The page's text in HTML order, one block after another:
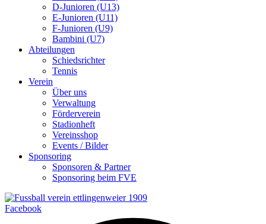
D-Junioren (U13)
E-Junioren (U11)
F-Junioren (U9)
Bambini (U7)
Abteilungen
Schiedsrichter
Tennis
Verein
Über uns
Verwaltung
Förderverein
Stadionheft
Vereinsshop
Events / Bilder
Sponsoring
Sponsoren & Partner
Sponsoring beim FVE
Facebook